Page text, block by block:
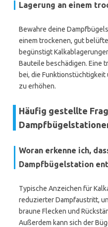
Lagerung an einem
Bewahre deine
einem trockenen, gut
begünstigt
Bauteile beschädigen. Eine
bei, die Funktionstüchtigkeit
zu erhöhen.
Häufig gestellte
Woran erkenne ich,
Dampfbügelstation
Typische Anzeichen für
reduzierter Dampfaustritt,
braune Flecken und
Außerdem kann sich der